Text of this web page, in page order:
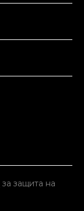
за защита на